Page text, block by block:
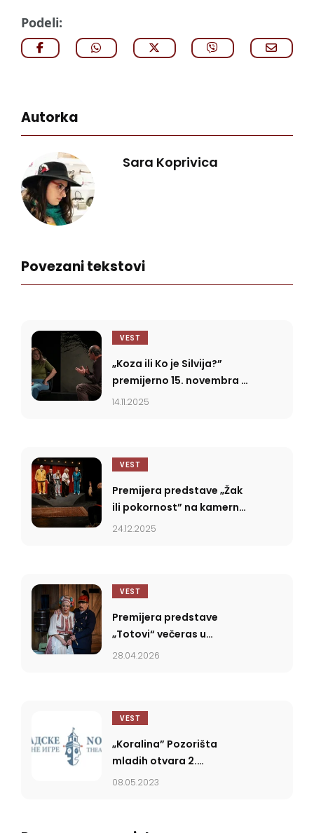
Podeli:
Autorka
Sara Koprivica
Povezani tekstovi
VEST
„Koza ili Ko je Silvija?”
premijerno 15. novembra u
SNP-u
14.11.2025
VEST
Premijera predstave „Žak
ili pokornost” na kamernoj
sceni SNP-a
24.12.2025
VEST
Premijera predstave
„Totovi“ večeras u
Srpskom narodnom
28.04.2026
VEST
„Koralina” Pozorišta
mladih otvara 2.
Novosadske pozorišne
08.05.2023